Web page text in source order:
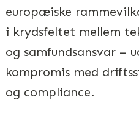
europæiske
i krydsfeltet mellem
og samfundsansvar –
kompromis med
og compliance.